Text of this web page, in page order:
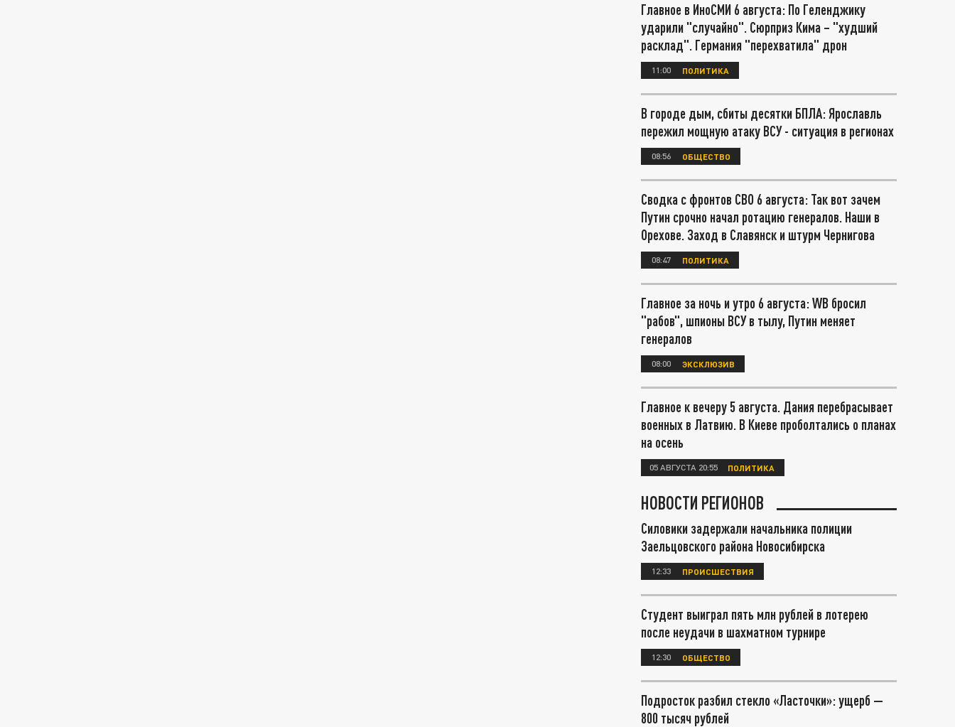
Главное в ИноСМИ 6 августа: По Геленджику
ударили "случайно". Сюрприз Кима – "худший
расклад". Германия "перехватила" дрон
11:00 ПОЛИТИКА
В городе дым, сбиты десятки БПЛА: Ярославль
пережил мощную атаку ВСУ - ситуация в регионах
08:56 ОБЩЕСТВО
Сводка с фронтов СВО 6 августа: Так вот зачем
Путин срочно начал ротацию генералов. Наши в
Орехове. Заход в Славянск и штурм Чернигова
08:47 ПОЛИТИКА
Главное за ночь и утро 6 августа: WB бросил
"рабов", шпионы ВСУ в тылу, Путин меняет
генералов
08:00 ЭКСКЛЮЗИВ
Главное к вечеру 5 августа. Дания перебрасывает
военных в Латвию. В Киеве проболтались о планах
на осень
05 АВГУСТА 20:55 ПОЛИТИКА
НОВОСТИ РЕГИОНОВ
Силовики задержали начальника полиции
Заельцовского района Новосибирска
12:33 ПРОИСШЕСТВИЯ
Студент выиграл пять млн рублей в лотерею
после неудачи в шахматном турнире
12:30 ОБЩЕСТВО
Подросток разбил стекло «Ласточки»: ущерб —
800 тысяч рублей